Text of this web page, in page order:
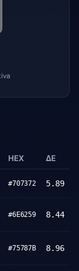
HEX ΔE
#707372 5.89
#6E6259 8.44
#75787B 8.96